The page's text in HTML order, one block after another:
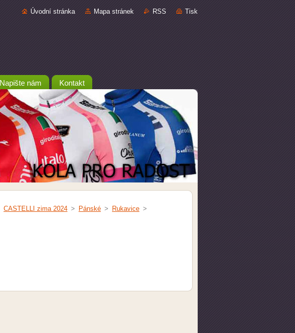
Úvodní stránka Mapa stránek RSS Tisk
Napište nám Kontakt
CASTELLI zima 2024 > Pánské > Rukavice >